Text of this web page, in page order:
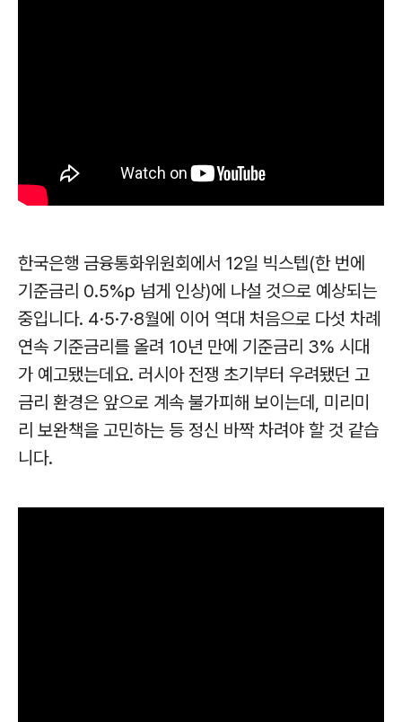
한국은행 금융통화위원회에서 12일 빅스텝(한 번에
기준금리 0.5%p 넘게 인상)에 나설 것으로 예상되는
중입니다. 4·5·7·8월에 이어 역대 처음으로 다섯 차례
연속 기준금리를 올려 10년 만에 기준금리 3% 시대
가 예고됐는데요. 러시아 전쟁 초기부터 우려됐던 고
금리 환경은 앞으로 계속 불가피해 보이는데, 미리미
리 보완책을 고민하는 등 정신 바짝 차려야 할 것 같습
니다.